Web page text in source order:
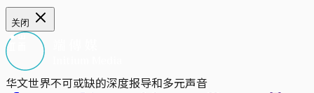
关闭
华文世界不可或缺的深度报导和多元声音